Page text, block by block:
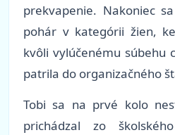
prekvapenie. Nakoniec
pohár v kategórii žien,
kvôli vylúčenému súbehu
patrila do organizačného
Tobi sa na prvé kolo
prichádzal zo